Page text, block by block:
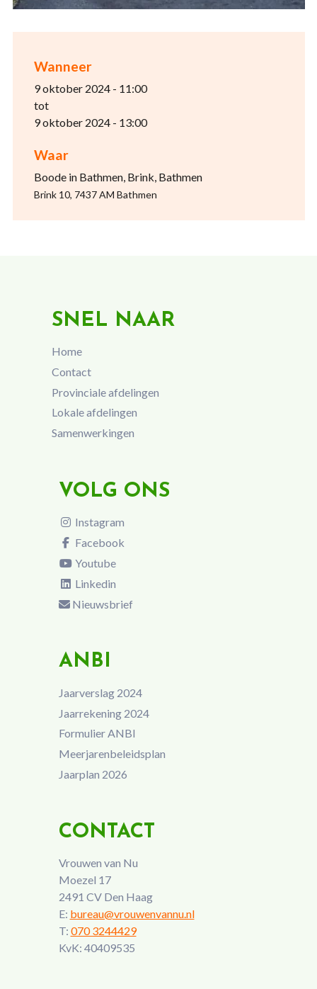
Wanneer
9 oktober 2024 - 11:00
tot
9 oktober 2024 - 13:00
Waar
Boode in Bathmen, Brink, Bathmen
Brink 10, 7437 AM Bathmen
SNEL NAAR
Home
Contact
Provinciale afdelingen
Lokale afdelingen
Samenwerkingen
VOLG ONS
Instagram
Facebook
Youtube
Linkedin
Nieuwsbrief
ANBI
Jaarverslag 2024
Jaarrekening 2024
Formulier ANBI
Meerjarenbeleidsplan
Jaarplan 2026
CONTACT
Vrouwen van Nu
Moezel 17
2491 CV Den Haag
E: bureau@vrouwenvannu.nl
T: 070 3244429
KvK: 40409535